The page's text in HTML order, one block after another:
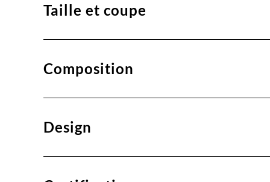
Taille et coupe
Composition
Design